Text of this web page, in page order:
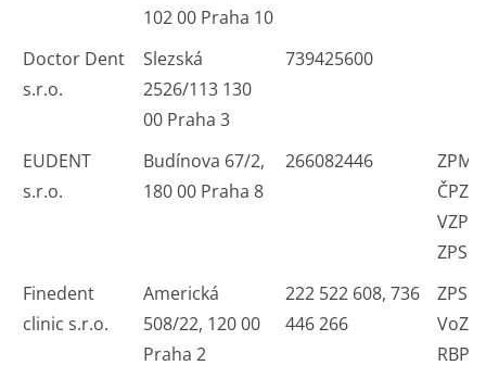
102 00 Praha 10
Doctor Dent
s.r.o.
Slezská
2526/113 130
00 Praha 3
739425600
EUDENT
s.r.o.
Budínova 67/2,
180 00 Praha 8
266082446
VZP
ZPS
Finedent
clinic s.r.o.
Americká
508/22, 120 00
Praha 2
222 522 608, 736
446 266
ZPS
VoZP
RBP